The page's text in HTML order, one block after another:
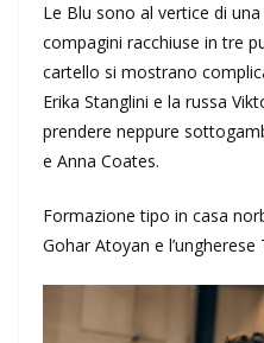
Le Blu sono al vertice di
compagini racchiuse in tre
cartello si mostrano
Erika Stanglini e la russa
prendere neppure
e Anna Coates.
Formazione tipo in casa
Gohar Atoyan e